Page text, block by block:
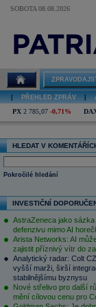
SOBOTA 08.08.2026
PŘEHLED ZPRÁV
PX 2 785,07 -0,71%
HLEDAT V
Pokročilé hledání
INVESTIČNÍ
AstraZeneca jako sázka
defenzivu mimo AI
Arista Networks: AI
zajistit příznivý vítr do
Analytický radar: Colt
vyšší marži, širší
stabilnějšímu byznysu
Nové střelivo pro další
mění cílovou cenu pro